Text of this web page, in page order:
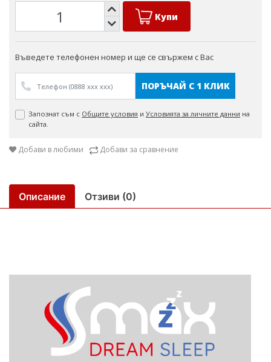
Купи
Въведете телефонен номер и ще се свържем с Вас
ПОРЪЧАЙ С 1 КЛИК
Запознат съм с Общите условия и Условията за личните данни на
сайта.
Добави в любими Добави за сравнение
Описание Отзиви (0)